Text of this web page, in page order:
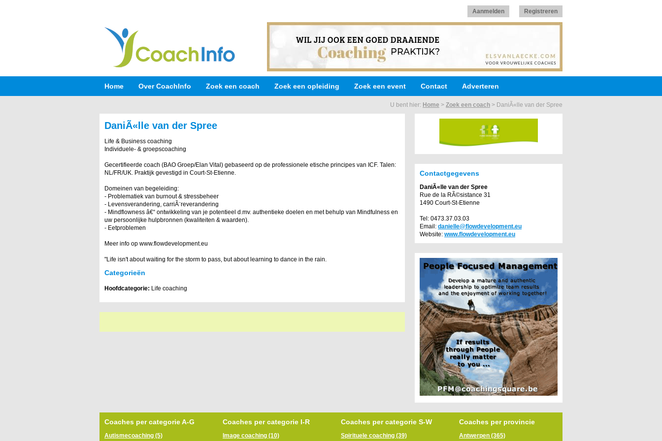
Aanmelden Registreren
Home Over CoachInfo Zoek een coach Zoek een opleiding Zoek een event Contact Adverteren
U bent hier: Home > Zoek een coach > DaniÃ«lle van der Spree
DaniÃ«lle van der Spree
Life & Business coaching
Individuele- & groepscoaching
Gecertifieerde coach (BAO Groep/Elan Vital) gebaseerd op de professionele etische principes van ICF. Talen:
NL/FR/UK. Praktijk gevestigd in Court-St-Etienne.
Domeinen van begeleiding:
- Problematiek van burnout & stressbeheer
- Levensverandering, carriÃ¨reverandering
- Mindflowness â€“ ontwikkeling van je potentieel d.mv. authentieke doelen en met behulp van Mindfulness en
uw persoonlijke hulpbronnen (kwaliteiten & waarden).
- Eetproblemen
Meer info op www.flowdevelopment.eu
"Life isn't about waiting for the storm to pass, but about learning to dance in the rain.
Categorieën
Hoofdcategorie: Life coaching
Contactgegevens
DaniÃ«lle van der Spree
Rue de la RÃ©sistance 31
1490 Court-St-Etienne
Tel: 0473.37.03.03
Email: danielle@flowdevelopment.eu
Website: www.flowdevelopment.eu
Coaches per categorie A-G
Autismecoaching (5)
Coaches per categorie I-R
Image coaching (10)
Coaches per categorie S-W
Spirituele coaching (39)
Coaches per provincie
Antwerpen (365)